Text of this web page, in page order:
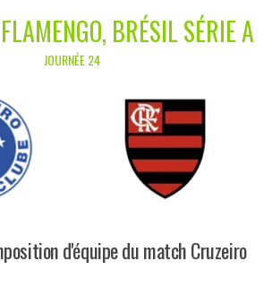
BRÉSIL SÉRIE A
JOURNÉE 24
d'équipe du match Cruzeiro